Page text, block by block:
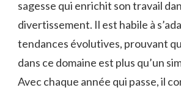
sagesse qui enrichit son travail
divertissement. Il est habile à
tendances évolutives, prouvant
dans ce domaine est plus qu’un
Avec chaque année qui passe, il